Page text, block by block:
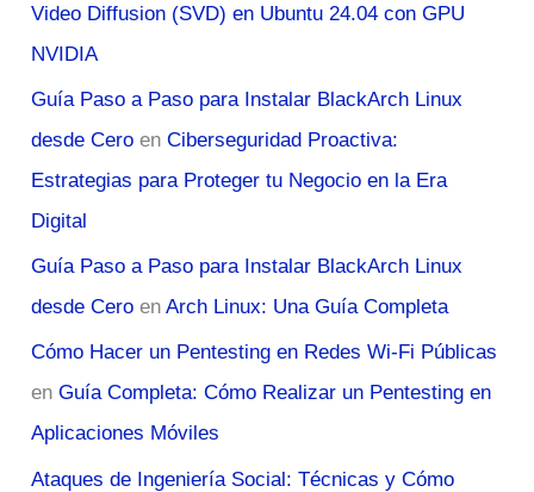
Video Diffusion (SVD) en Ubuntu 24.04 con GPU
NVIDIA
Guía Paso a Paso para Instalar BlackArch Linux
desde Cero enCiberseguridad Proactiva:
Estrategias para Proteger tu Negocio en la Era
Digital
Guía Paso a Paso para Instalar BlackArch Linux
desde Cero enArch Linux: Una Guía Completa
Cómo Hacer un Pentesting en Redes Wi-Fi Públicas
enGuía Completa: Cómo Realizar un Pentesting en
Aplicaciones Móviles
Ataques de Ingeniería Social: Técnicas y Cómo